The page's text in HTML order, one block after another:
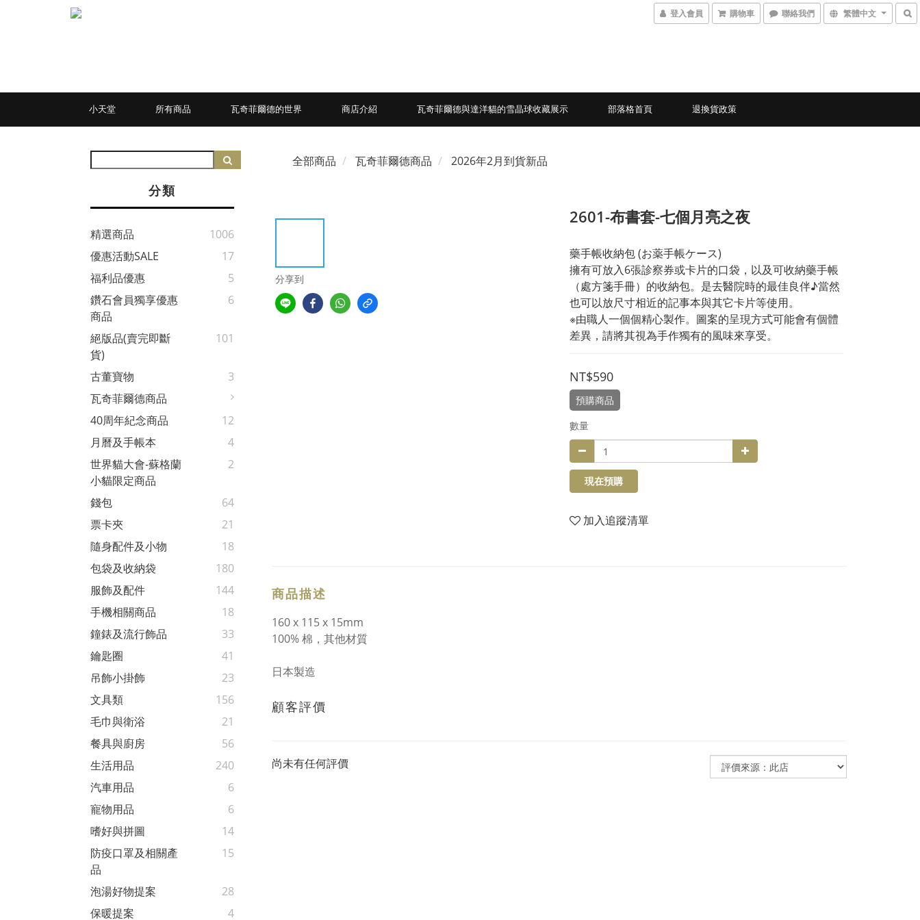
登入會員 購物車 聯絡我們 繁體中文
小天堂 所有商品 瓦奇菲爾德的世界 商店介紹 瓦奇菲爾德與達洋貓的雪晶球收藏展示 部落格首頁 退換貨政策
分類
精選商品
1006
優惠活動SALE
17
福利品優惠
5
鑽石會員獨享優惠
商品
6
絕版品(賣完即斷
貨)
101
古董寶物
3
瓦奇菲爾德商品
40周年紀念商品
12
月曆及手帳本
4
世界貓大會-蘇格蘭
小貓限定商品
2
錢包
64
票卡夾
21
隨身配件及小物
18
包袋及收納袋
180
服飾及配件
144
手機相關商品
18
鐘錶及流行飾品
33
鑰匙圈
41
吊飾小掛飾
23
文具類
156
毛巾與衛浴
21
餐具與廚房
56
生活用品
240
汽車用品
6
寵物用品
6
嗜好與拼圖
14
防疫口罩及相關產
品
15
泡湯好物提案
28
保暖提案
4
全部商品 瓦奇菲爾德商品 2026年2月到貨新品
分享到
2601-布書套-七個月亮之夜
藥手帳收納包 (お薬手帳ケース)
擁有可放入6張診察券或卡片的口袋，以及可收納藥手帳
（處方箋手冊）的收納包。是去醫院時的最佳良伴♪當然
也可以放尺寸相近的記事本與其它卡片等使用。
※由職人一個個精心製作。圖案的呈現方式可能會有個體
差異，請將其視為手作獨有的風味來享受。
NT$590
預購商品
數量
現在預購
加入追蹤清單
商品描述
160 x 115 x 15mm
100% 棉，其他材質
日本製造
顧客評價
尚未有任何評價